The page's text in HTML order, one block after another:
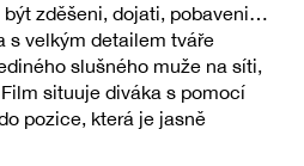
zděšeni, dojati, pobaveni…
s velkým detailem tváře
slušného muže na síti,
situuje diváka s pomocí
pozice, která je jasně